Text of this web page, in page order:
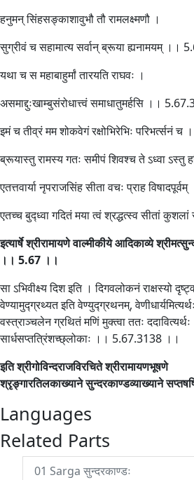
हनुमन् सिंहसङ्काशावुभौ तौ रामलक्ष्मणौ ।
सुग्रीवं च सहामात्य सर्वान् ब्रूया ह्यनामयम् ।।
यथा च स महाबाहुर्मां तारयति राघवः ।
असमाद्दुःखाम्बुसंरोधात्त्वं समाधातुमर्हसि ।।
इमं च तीव्रं मम शोकवेगं रक्षोभिरेभिः परिभर्त्सनं च ।
ब्रूयास्तु रामस्य गतः समीपं शिवश्च ते ऽध्वा ऽस्तु
एतत्तवार्या नृपराजसिंह सीता वचः प्राह विषादपूर्वम्
एतच्च बुद्ध्वा गदितं मया त्वं श्रद्धत्स्व सीतां
इत्यार्षे श्रीरामायणे वाल्मीकीये आदिकाव्ये
।। 5.67 ।।
सा ऽभिवीक्ष्य दिश इति । दिगवलोकनं राक्षस्यो
वेण्यामुद्ग्रथ्यत इति वेण्युद्ग्रथनम्,
वस्त्राञ्चलेन ग्रथितं मणिं मुक्त्वा ततः
सार्धसप्तत्रिंशच्छ्लोकाः ।। 5.67.3138 ।।
इति श्रीगोविन्दराजविरचिते श्रीरामायणभूषणे
श्रृङ्गारतिलकाख्याने सुन्दरकाण्डव्याख्याने
Languages
Related Parts
01 Sarga सुन्दरकाण्डः